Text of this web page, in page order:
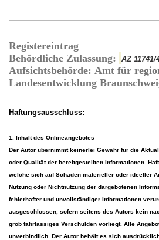
Registereintrag
Behördliche Zulassung:
AZ 11741/
Aufsichtsbehörde: Amt für
Landesentwicklung
Haftungsausschluss:
1. Inhalt des Onlineangebotes
Der Autor übernimmt keinerlei Gewähr für die
oder Qualität der bereitgestellten Informationen.
welche sich auf Schäden materieller oder ideeller
Nutzung oder Nichtnutzung der dargebotenen
fehlerhafter und unvollständiger Informationen
ausgeschlossen, sofern seitens des Autors kein
grob fahrlässiges Verschulden vorliegt. Alle
unverbindlich. Der Autor behält es sich